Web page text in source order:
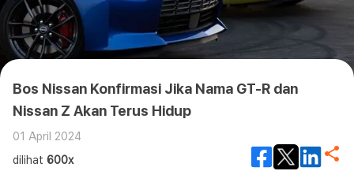
Bos Nissan Konfirmasi Jika Nama GT-R dan
Nissan Z Akan Terus Hidup
01 April 2024
dilihat 600x